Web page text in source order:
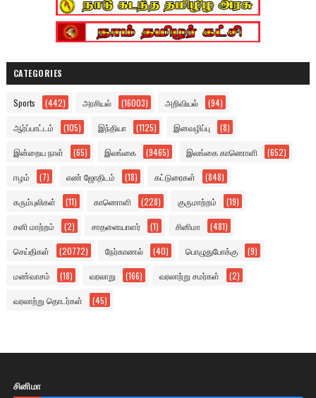
CATEGORIES
Sports (442) அரசியல் (16003) அறிவியல் (94)
ஆர்ப்பாட்டம் (105) இந்தியா (1125) இனவழிப்பு (8)
இன்றைய நாள் (65) இலங்கை (9465) இலங்கை காணொளி (652)
ஈழம் (7) எண் ஜோதிடம் (18) கட்டுரைகள் (848)
கரும்புலிகள் (11) காணொளி (228) குருமாற்றம் (19)
சனி மாற்றம் (2) சாதனையாளர் (1) சினிமா (481)
செய்திகள் (20772) நேர்காணல் (40) பொழுதுபோக்கு (9)
மண்வாசம் (18) வரலாறு (166) வரலாற்று சமர்கள் (2)
வரலாற்று தொடர்கள் (45)
சினிமா